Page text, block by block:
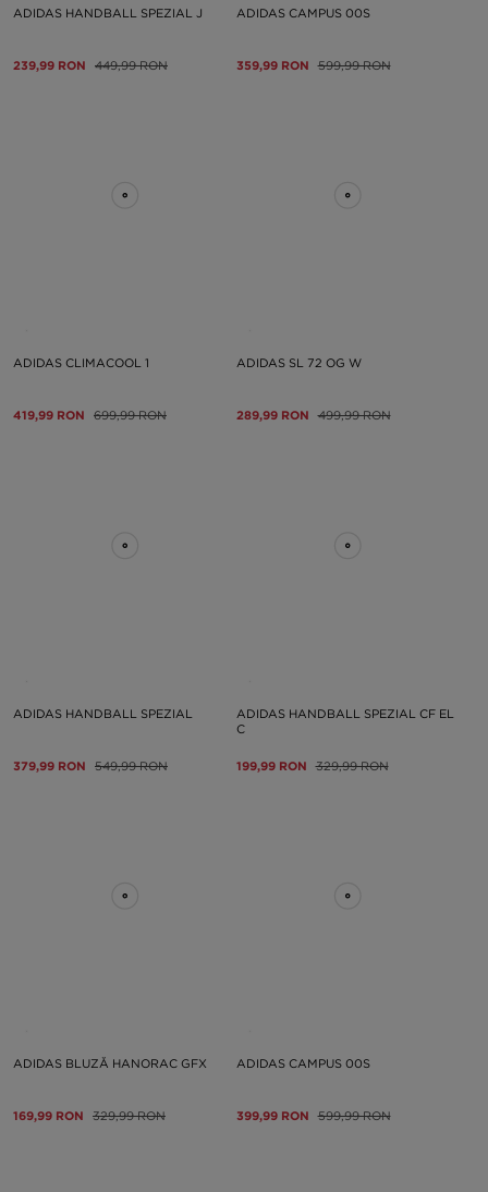
ADIDAS HANDBALL SPEZIAL J
239,99 RON 449,99 RON
ADIDAS CAMPUS 00S
359,99 RON 599,99 RON
ADIDAS CLIMACOOL 1
419,99 RON 699,99 RON
ADIDAS SL 72 OG W
289,99 RON 499,99 RON
ADIDAS HANDBALL SPEZIAL
379,99 RON 549,99 RON
ADIDAS HANDBALL SPEZIAL CF EL
C
199,99 RON 329,99 RON
ADIDAS BLUZĂ HANORAC GFX
169,99 RON 329,99 RON
ADIDAS CAMPUS 00S
399,99 RON 599,99 RON